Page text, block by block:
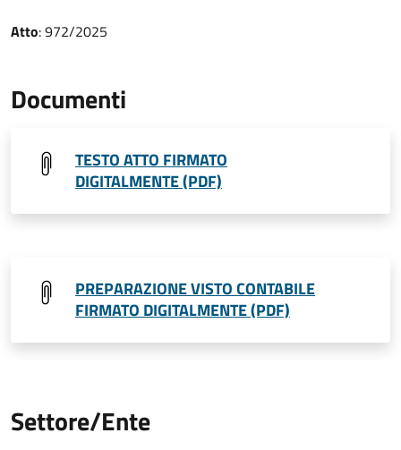
Atto: 972/2025
Documenti
TESTO ATTO FIRMATO
DIGITALMENTE (PDF)
PREPARAZIONE VISTO CONTABILE
FIRMATO DIGITALMENTE (PDF)
Settore/Ente